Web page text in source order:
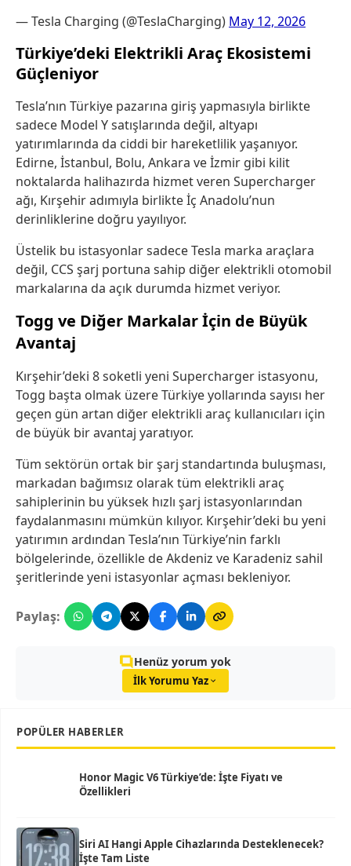
— Tesla Charging (@TeslaCharging) May 12, 2026
Türkiye’deki Elektrikli Araç Ekosistemi
Güçleniyor
Tesla’nın Türkiye pazarına giriş yapmasıyla birlikte
sadece Model Y satışlarında değil, altyapı
yatırımlarında da ciddi bir hareketlilik yaşanıyor.
Edirne, İstanbul, Bolu, Ankara ve İzmir gibi kilit
noktalarda halihazırda hizmet veren Supercharger
ağı, Kırşehir adımıyla birlikte İç Anadolu’nun
derinliklerine doğru yayılıyor.
Üstelik bu istasyonlar sadece Tesla marka araçlara
değil, CCS şarj portuna sahip diğer elektrikli otomobil
markalarına da açık durumda hizmet veriyor.
Togg ve Diğer Markalar İçin de Büyük
Avantaj
Kırşehir’deki 8 soketli yeni Supercharger istasyonu,
Togg başta olmak üzere Türkiye yollarında sayısı her
geçen gün artan diğer elektrikli araç kullanıcıları için
de büyük bir avantaj yaratıyor.
Tüm sektörün ortak bir şarj standartında buluşması,
markadan bağımsız olarak tüm elektrikli araç
sahiplerinin bu yüksek hızlı şarj istasyonlarından
faydalanmasını mümkün kılıyor. Kırşehir’deki bu yeni
yatırımın ardından Tesla’nın Türkiye’nin farklı
bölgelerinde, özellikle de Akdeniz ve Karadeniz sahil
şeritlerinde yeni istasyonlar açması bekleniyor.
Paylaş:
Henüz yorum yok
İlk Yorumu Yaz
POPÜLER HABERLER
Honor Magic V6 Türkiye’de: İşte Fiyatı ve
Özellikleri
Siri AI Hangi Apple Cihazlarında Desteklenecek?
İşte Tam Liste